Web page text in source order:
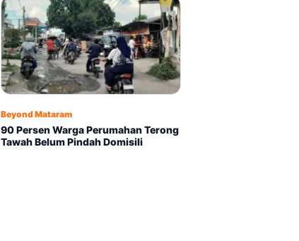
Beyond Mataram
90 Persen Warga Perumahan Terong
Tawah Belum Pindah Domisili